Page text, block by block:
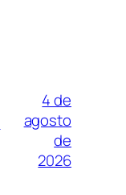
4 de
agosto
de
2026